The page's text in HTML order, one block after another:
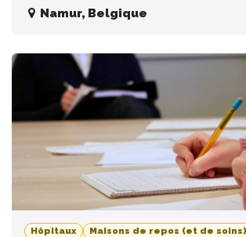
Namur, Belgique
Hôpitaux Maisons de repos (et de soins)